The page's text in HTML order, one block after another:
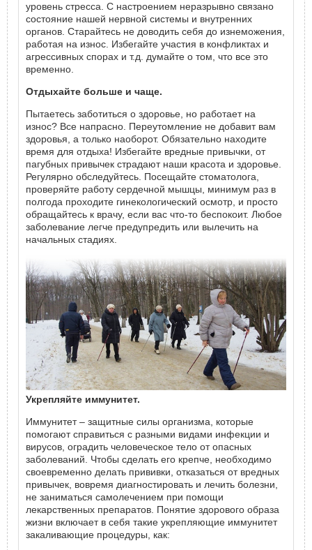
уровень стресса. С настроением неразрывно связано
состояние нашей нервной системы и внутренних
органов. Старайтесь не доводить себя до изнеможения,
работая на износ. Избегайте участия в конфликтах и
агрессивных спорах и т.д. думайте о том, что все это
временно.
Отдыхайте больше и чаще.
Пытаетесь заботиться о здоровье, но работает на
износ? Все напрасно. Переутомление не добавит вам
здоровья, а только наоборот. Обязательно находите
время для отдыха! Избегайте вредные привычки, от
пагубных привычек страдают наши красота и здоровье.
Регулярно обследуйтесь. Посещайте стоматолога,
проверяйте работу сердечной мышцы, минимум раз в
полгода проходите гинекологический осмотр, и просто
обращайтесь к врачу, если вас что-то беспокоит. Любое
заболевание легче предупредить или вылечить на
начальных стадиях.
Укрепляйте иммунитет.
Иммунитет – защитные силы организма, которые
помогают справиться с разными видами инфекции и
вирусов, оградить человеческое тело от опасных
заболеваний. Чтобы сделать его крепче, необходимо
своевременно делать прививки, отказаться от вредных
привычек, вовремя диагностировать и лечить болезни,
не заниматься самолечением при помощи
лекарственных препаратов. Понятие здорового образа
жизни включает в себя такие укрепляющие иммунитет
закаливающие процедуры, как: